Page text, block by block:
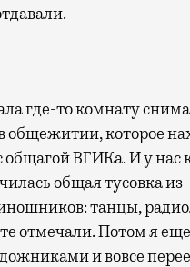
где-то комнату
общежитии, которое
ВГИКа. И у нас
общая тусовка из
танцы,
отмечали. Потом я
и вовсе